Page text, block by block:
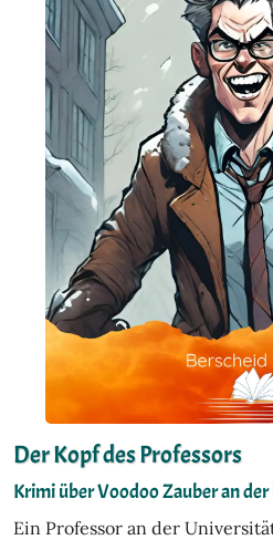
Der Kopf des Professors
Krimi über Voodoo Zauber an
Ein Professor an der